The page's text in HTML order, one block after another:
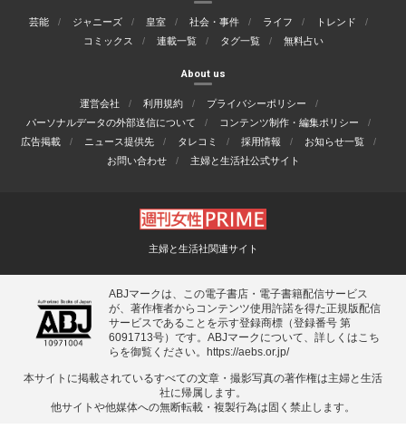
芸能 ジャニーズ 皇室 社会・事件 ライフ
トレンド
コミックス
連載一覧 タグ一覧 無料占い
About us
運営会社 利用規約
プライバシーポリシー
パーソナルデータの外部送信について
コンテンツ制作・編集ポリシー
広告掲載
ニュース提供先 タレコミ 採用情報
お知らせ一覧
お問い合わせ
主婦と生活社公式サイト
主婦と生活社関連サイト
ABJマークは、この電子書店・電子書籍配信サービス
が、著作権者からコンテンツ使用許諾を得た正規版配信
サービスであることを示す登録商標（登録番号 第
6091713号）です。ABJマークについて、詳しくはこち
らを御覧ください。
https://aebs.or.jp/
本サイトに掲載されているすべての⽂章・撮影写真の著作権は主婦と⽣活
社に帰属します。
他サイトや他媒体への無断転載・複製⾏為は固く禁⽌します。